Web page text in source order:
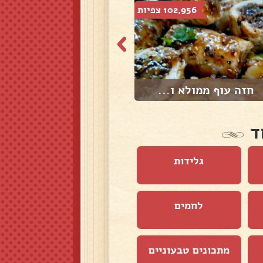
102,956 צפיות
חזה עוף ממולא ו...
גלידות
לחמים
מתכונים טבעוניים